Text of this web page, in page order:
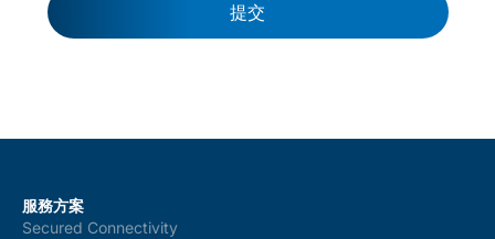
*
提交
服務方案
Secured Connectivity